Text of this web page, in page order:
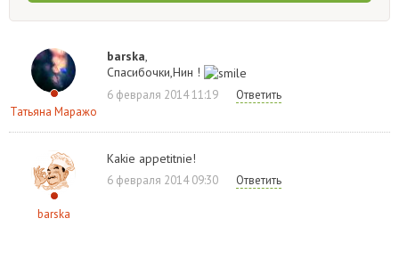
Татьяна Маражо
barska,
Спасибочки,Нин !
6 февраля 2014 11:19 Ответить
barska
Kakie appetitnie!
6 февраля 2014 09:30 Ответить